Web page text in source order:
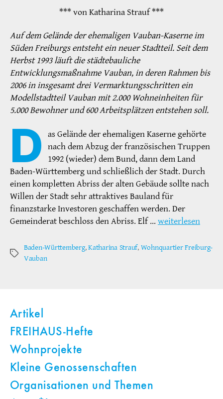
*** von Katharina Strauf ***
Auf dem Gelände der ehemaligen Vauban-Kaserne im
Süden Freiburgs entsteht ein neuer Stadtteil. Seit dem
Herbst 1993 läuft die städtebauliche
Entwicklungsmaßnahme Vauban, in deren Rahmen bis
2006 in insgesamt drei Vermarktungsschritten ein
Modellstadtteil Vauban mit 2.000 Wohneinheiten für
5.000 Bewohner und 600 Arbeitsplätzen entstehen soll.
D as Gelände der ehemaligen Kaserne gehörte
nach dem Abzug der französischen Truppen
1992 (wieder) dem Bund, dann dem Land
Baden-Württemberg und schließlich der Stadt. Durch
einen kompletten Abriss der alten Gebäude sollte nach
Willen der Stadt sehr attraktives Bauland für
finanzstarke Investoren geschaffen werden. Der
Gemeinderat beschloss den Abriss. Elf … weiterlesen
Schlagwörter
Baden-Württemberg,Katharina Strauf, Wohnquartier Freiburg-
Vauban
Artikel
FREIHAUS-Hefte
Wohnprojekte
Kleine Genossenschaften
Organisationen und Themen